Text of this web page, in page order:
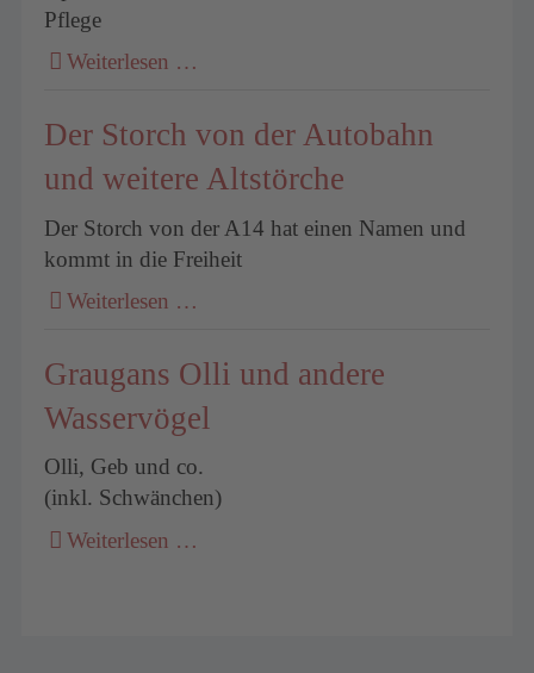
Pflege
Weiterlesen …
Der Storch von der Autobahn
und weitere Altstörche
Der Storch von der A14 hat einen Namen und
kommt in die Freiheit
Weiterlesen …
Graugans Olli und andere
Wasservögel
Olli, Geb und co.
(inkl. Schwänchen)
Weiterlesen …